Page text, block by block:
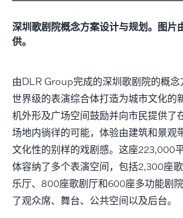
深圳歌剧院概念方案设计与规划。图片
供。
由DLR Group完成的深圳歌剧院的概念
世界级的表演综合体打造为城市文化的
机外形及广场空间鼓励并向市民提供了
场地内徜徉的可能，体验由建筑和景观
文化性的别样的戏剧感。这座223,000
体容纳了多个表演空间，包括2,300座
乐厅、800座歌剧厅和600座多功能剧
了观众席、舞台、公共空间以及后台。